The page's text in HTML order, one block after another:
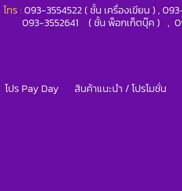
ทร : 093-3554522 ( ชั้น เครื่องเขียน ) ,
093-3552641 ( ชั้น พ็อกเก็ตบุ๊ค ) ,
โปร Pay Day สินค้าแนะนำ / โปรโมชั่น